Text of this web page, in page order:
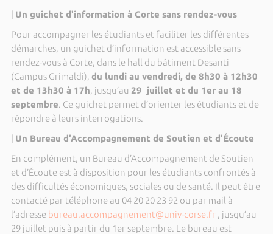
Un guichet d'information à Corte sans rendez-vous
Pour accompagner les étudiants et faciliter les différentes
démarches, un guichet d’information est accessible sans
rendez-vous à Corte, dans le hall du bâtiment Desanti
(Campus Grimaldi), du lundi au vendredi, de 8h30 à 12h30
et de 13h30 à 17h, jusqu’au 29 juillet et du 1er au 18
septembre. Ce guichet permet d’orienter les étudiants et de
répondre à leurs interrogations.
Un Bureau d'Accompagnement de Soutien et d'Écoute
En complément, un Bureau d’Accompagnement de Soutien
et d’Écoute est à disposition pour les étudiants confrontés à
des difficultés économiques, sociales ou de santé. Il peut être
contacté par téléphone au 04 20 20 23 92 ou par mail à
l’adresse bureau.accompagnement@univ-corse.fr, jusqu’au
29 juillet puis à partir du 1er septembre. Le bureau est